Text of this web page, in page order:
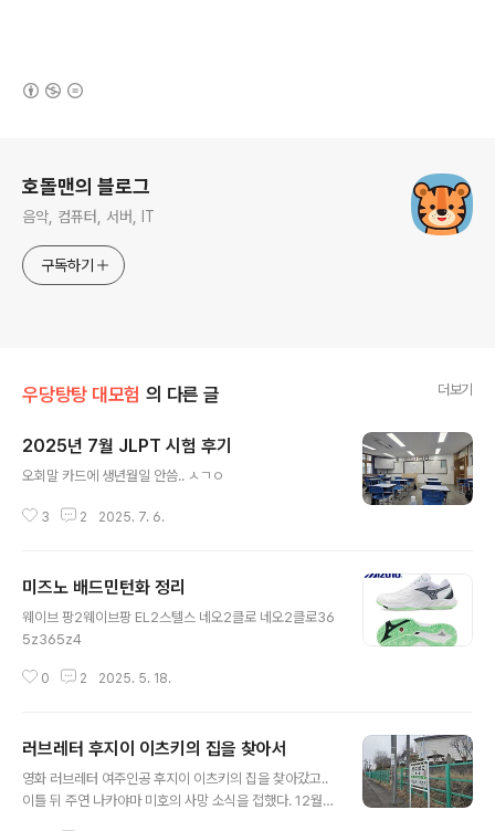
호돌맨의 블로그
음악, 컴퓨터, 서버, IT
구독하기
우당탕탕 대모험 의 다른 글 더보기
2025년 7월 JLPT 시험 후기
오회말 카드에 생년월일 안씀.. ㅅㄱㅇ
3 2 2025. 7. 6.
미즈노 배드민턴화 정리
웨이브 팡2웨이브팡 EL2스텔스 네오2클로 네오2클로36
5z365z4
0 2 2025. 5. 18.
러브레터 후지이 이츠키의 집을 찾아서
영화 러브레터 여주인공 후지이 이츠키의 집을 찾아갔고..
이틀 뒤 주연 나카야마 미호의 사망 소식을 접했다. 12월 4